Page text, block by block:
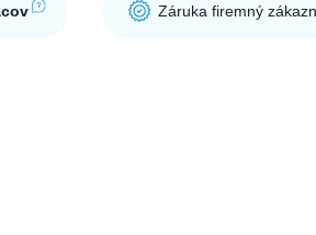
Záruka firemný